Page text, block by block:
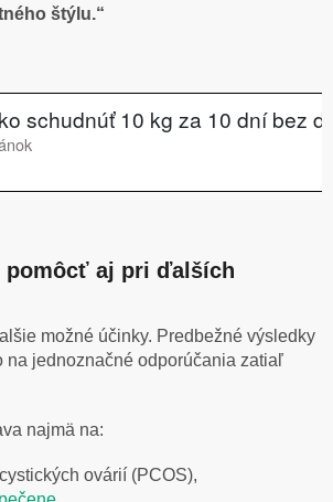
štýlu.“
pomôcť aj pri ďalších
možné účinky. Predbežné výsledky
na jednoznačné odporúčania zatiaľ
najmä na:
ovárií (PCOS),